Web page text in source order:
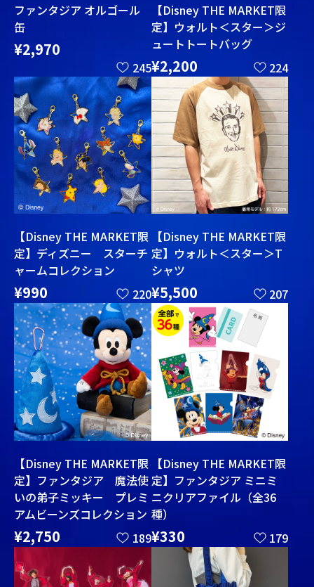
245
ファンタジア オルゴール
缶
¥2,970
224
【Disney THE MARKET限
定】ウォルト＜スター＞ジ
ュートトートバッグ
¥2,200
220
【Disney THE MARKET限
定】ディズニー スターチ
ャームコレクション
¥990 207
【Disney THE MARKET限
定】ウォルト＜スター＞T
シャツ
¥5,500
189
【Disney THE MARKET限
定】ファンタジア 魔法使
いの弟子ミッキー プレミ
アムビーンズコレクション
¥2,750 179
【Disney THE MARKET限
定】ファンタジア ミニミ
ニクリアファイル（全36
種）
¥330